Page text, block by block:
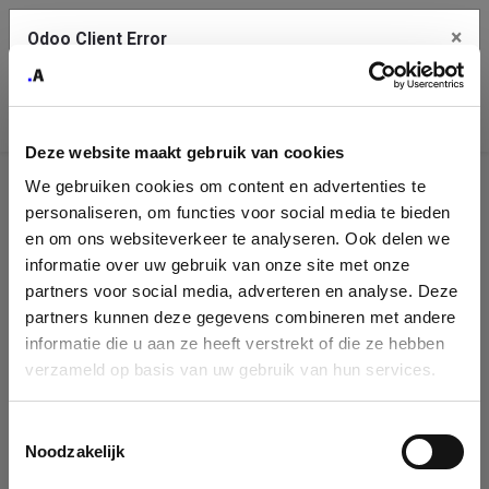
Deze website maakt gebruik van cookies
We gebruiken cookies om content en advertenties te
personaliseren, om functies voor social media te bieden
en om ons websiteverkeer te analyseren. Ook delen we
informatie over uw gebruik van onze site met onze
partners voor social media, adverteren en analyse. Deze
partners kunnen deze gegevens combineren met andere
informatie die u aan ze heeft verstrekt of die ze hebben
verzameld op basis van uw gebruik van hun services.
Noodzakelijk
Company
Identification
Please fill in your company details
You can search a company in our database by name, VAT or
enterprise ID. When a company is selected it will auto-complete the
form. If you don't find your company in our database, you can create
Odoo Client Error ×
service.
See details
Ok